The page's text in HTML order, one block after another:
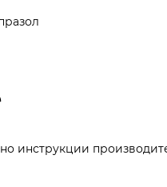
инструкции